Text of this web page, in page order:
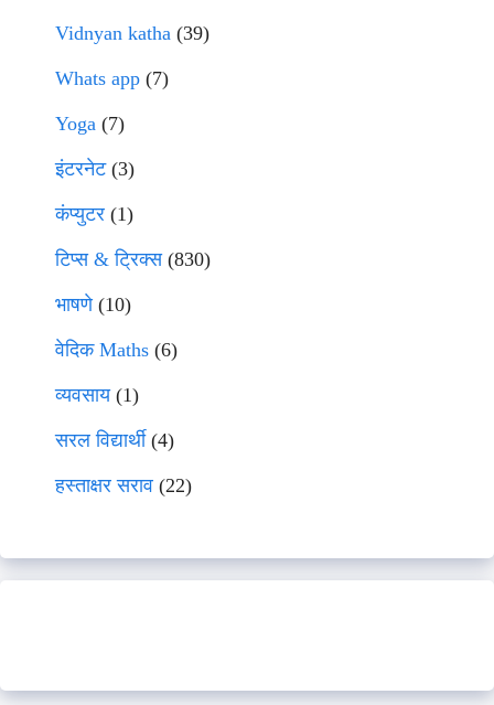
Vidnyan katha (39)
Whats app (7)
Yoga (7)
इंटरनेट(3)
कंप्युटर (1)
टिप्स & ट्रिक्स(830)
भाषणे(10)
वेदिक Maths (6)
व्यवसाय(1)
सरल विद्यार्थी(4)
हस्ताक्षर सराव (22)